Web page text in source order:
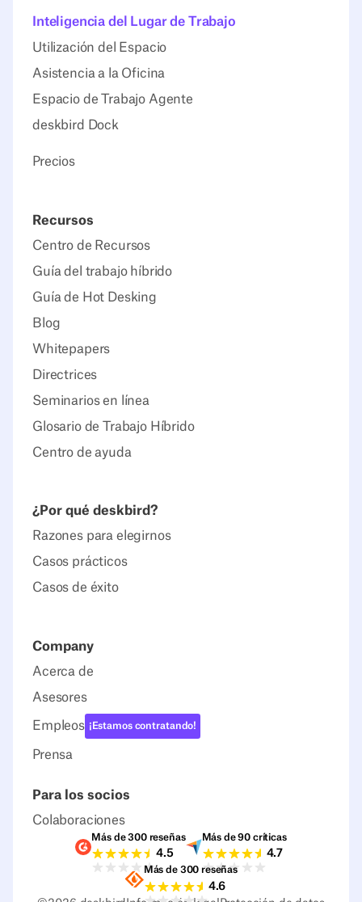
Inteligencia del Lugar de Trabajo
Utilización del Espacio
Asistencia a la Oficina
Espacio de Trabajo Agente
deskbird Dock
Precios
Recursos
Centro de Recursos
Guía del trabajo híbrido
Guía de Hot Desking
Blog
Whitepapers
Directrices
Seminarios en línea
Glosario de Trabajo Híbrido
Centro de ayuda
¿Por qué deskbird?
Razones para elegirnos
Casos prácticos
Casos de éxito
Company
Acerca de
Asesores
Empleos ¡Estamos contratando!
Prensa
Para los socios
Colaboraciones
Valoraciones G2
Más de 300 reseñas
4.5
Valoraciones
Más de 90 críticas
4.7
Valoraciones Sourceforge
Más de 300 reseñas
4.6